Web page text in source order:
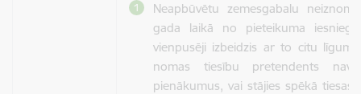
Neapbūvētu zemesgabalu
gada laikā no pieteikuma
vienpusēji izbeidzis ar to citu
nomas tiesību pretendents
pienākumus, vai stājies spēkā